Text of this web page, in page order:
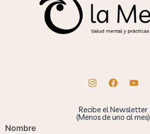
Recibe el Newsletter
(Menos de uno al mes)
Nombre